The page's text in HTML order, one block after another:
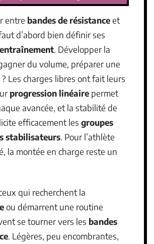
entre bandes de résistanceet
d’abord bien définir ses
. Développer la
du volume, préparer une
Les charges libres ont fait leurs
progression linéaire permet
avancée, et la stabilité de
efficacement les groupes
stabilisateurs. Pour l’athlète
la montée en charge reste un
qui recherchent la
ou démarrent une routine
se tourner vers les bandes
. Légères, peu encombrantes,